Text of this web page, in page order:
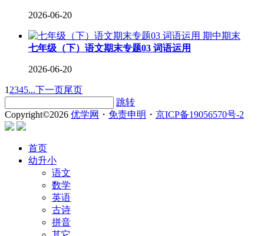
2026-06-20
期中期末
七年级（下）语文期末专题03 词语运用
2026-06-20
1 2345...下一页尾页
跳转
Copyright©2026 优学网 ・ 免责申明 ・ 京ICP备19056570号-2
首页
幼升小
语文
数学
英语
古诗
拼音